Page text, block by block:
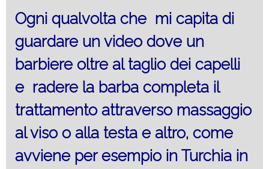
Ogni qualvolta che mi capita di
guardare un video dove un
barbiere oltre al taglio dei capelli
e radere la barba completa il
trattamento attraverso massaggio
al viso o alla testa e altro, come
avviene per esempio in Turchia in